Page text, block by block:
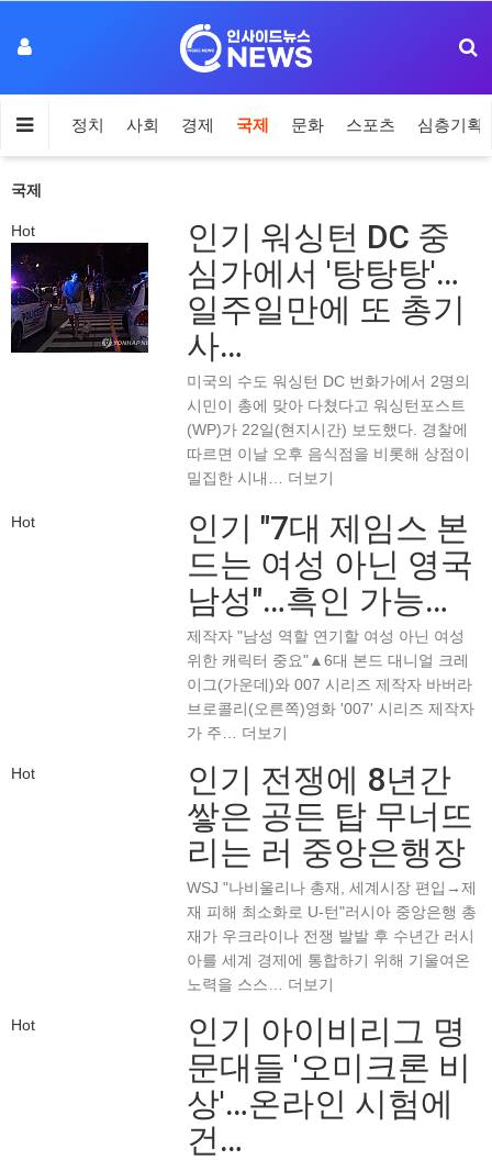
정치 사회 경제 국제 문화 스포츠 심층기획
국제
Hot 인기 워싱턴 DC 중
심가에서 '탕탕탕'…
일주일만에 또 총기
사…
미국의 수도 워싱턴 DC 번화가에서 2명의
시민이 총에 맞아 다쳤다고 워싱턴포스트
(WP)가 22일(현지시간) 보도했다. 경찰에
따르면 이날 오후 음식점을 비롯해 상점이
밀집한 시내… 더보기
Hot 인기 "7대 제임스 본
드는 여성 아닌 영국
남성"…흑인 가능…
제작자 "남성 역할 연기할 여성 아닌 여성
위한 캐릭터 중요"▲6대 본드 대니얼 크레
이그(가운데)와 007 시리즈 제작자 바버라
브로콜리(오른쪽)영화 '007' 시리즈 제작자
가 주… 더보기
Hot 인기 전쟁에 8년간
쌓은 공든 탑 무너뜨
리는 러 중앙은행장
WSJ "나비울리나 총재, 세계시장 편입→제
재 피해 최소화로 U-턴"러시아 중앙은행 총
재가 우크라이나 전쟁 발발 후 수년간 러시
아를 세계 경제에 통합하기 위해 기울여온
노력을 스스… 더보기
Hot 인기 아이비리그 명
문대들 '오미크론 비
상'…온라인 시험에
건…